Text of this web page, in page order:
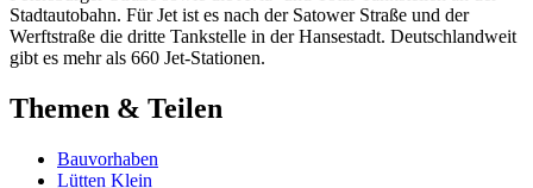
Stadtautobahn. Für Jet ist es nach der Satower Straße und der
Werftstraße die dritte Tankstelle in der Hansestadt. Deutschlandweit
gibt es mehr als 660 Jet-Stationen.
Themen & Teilen
Bauvorhaben
Lütten Klein